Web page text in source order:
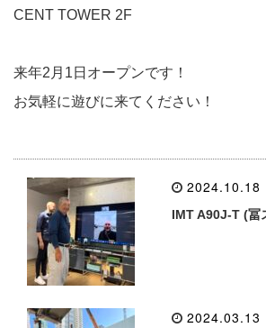
CENT TOWER 2F
来年2月1日オープンです！
お気軽に遊びに来てください！
2024.10.18
IMT A90J-T (冨
2024.03.13